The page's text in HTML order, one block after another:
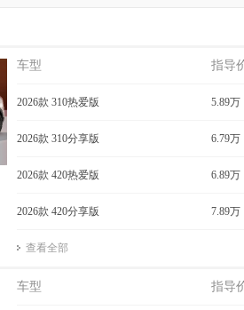
3.19万
春版 120km 香草
获取底价
3.69万
205km 圣
获
4.39万
205km 元气版
QQ冰淇
205km 元
车型 指导
2026款 310热爱版 5.89万
2026款 310分享版 6.79万
2026款 420热爱版 6.89万
2026款 420分享版 7.89万
查看全部
车型 指导